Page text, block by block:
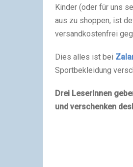
Kinder (oder für uns
aus zu shoppen, ist
versandkostenfrei
Dies alles ist bei
Sportbekleidung
Drei LeserInnen
und verschenken